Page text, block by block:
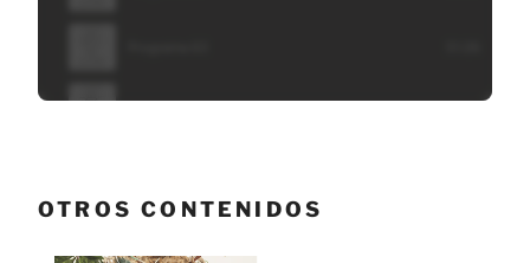
OTROS CONTENIDOS